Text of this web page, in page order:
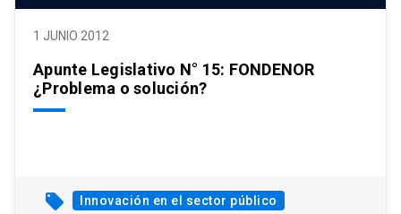
1 JUNIO 2012
Apunte Legislativo N° 15: FONDENOR
¿Problema o solución?
local_offer Innovación en el sector público